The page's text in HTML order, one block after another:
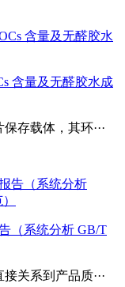
含量及无醛胶水成
存载体，其环···
（系统分析 GB/T
关系到产品质···